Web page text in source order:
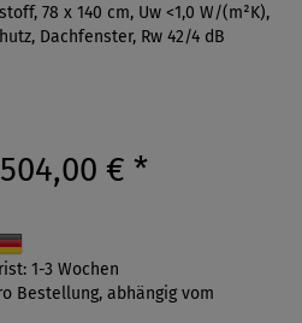
78 x 140 cm, Uw <1,0 W/(m²K),
Dachfenster, Rw 42/4 dB
€ *
1-3 Wochen
Bestellung, abhängig vom